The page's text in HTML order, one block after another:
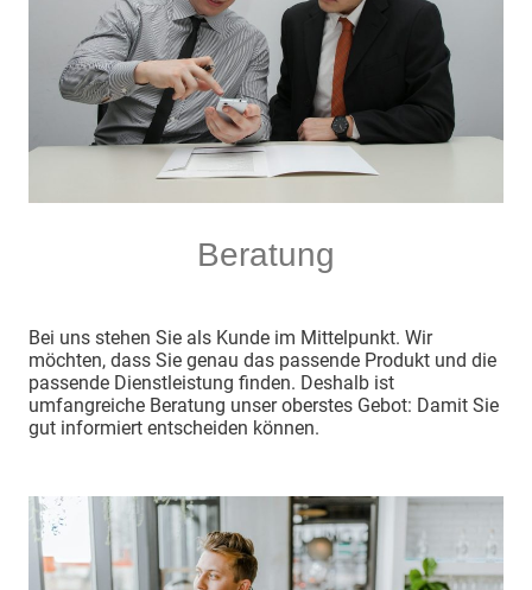
Beratung
Bei uns stehen Sie als Kunde im Mittelpunkt. Wir
möchten, dass Sie genau das passende Produkt und die
passende Dienstleistung finden. Deshalb ist
umfangreiche Beratung unser oberstes Gebot: Damit Sie
gut informiert entscheiden können.